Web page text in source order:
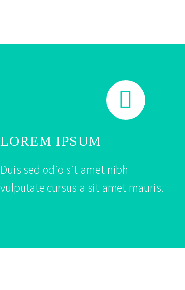


LOREM IPSUM
Duis sed odio sit amet nibh
vulputate cursus a sit amet mauris.